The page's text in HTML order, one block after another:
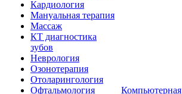
Кардиология
Мануальная терапия
Массаж
КТ диагностика
зубов
Неврология
Озонотерапия
Отоларингология
Офтальмология
Компьютерная